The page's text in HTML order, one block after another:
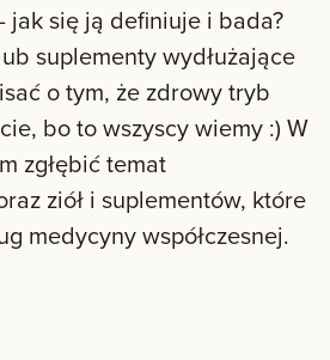
jak się ją definiuje i bada?
suplementy wydłużające
o tym, że zdrowy tryb
bo to wszyscy wiemy :) W
zgłębić temat
ziół i suplementów, które
medycyny współczesnej.